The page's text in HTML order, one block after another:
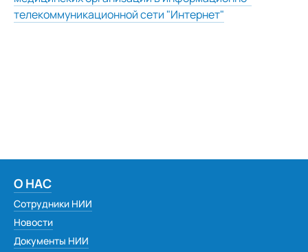
телекоммуникационной сети "Интернет"
О НАС
Сотрудники НИИ
Новости
Документы НИИ